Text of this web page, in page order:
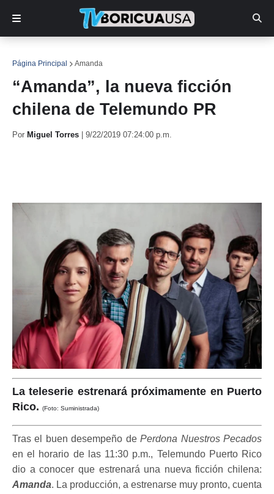
Página Principal Amanda
“Amanda”, la nueva ficción
chilena de Telemundo PR
Por Miguel Torres 9/22/2019 07:24:00 p.m.
La teleserie estrenará próximamente en Puerto
Rico. (Foto: Suministrada)
Tras el buen desempeño dePerdona Nuestros Pecados
en el horario de las 11:30 p.m., Telemundo Puerto Rico
dio a conocer que estrenará una nueva ficción chilena:
Amanda. La producción, a estrenarse muy pronto, cuenta